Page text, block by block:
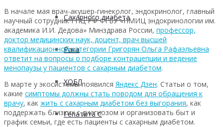
Сахарного диабета
Рака
ХОБЛ
Гепатита С
В начале мая врач-акушер-гинеколог, эндокринолог, главный
научный сотрудник ГНЦ РФ ФГБУ «НМИЦ эндокринологии им.
академика И.И. Дедова» Минздрава России, профессор,
доктор медицинских наук, доцент, врач высшей
квалификационной категории Григорян Ольга Рафаэльевна
ответит на вопросы о подборе контрацепции и ведение
менопаузы у пациентов с сахарным диабетом.
В марте у экосистемы появился Яндекс Дзен. Статьи о том,
какие симптомы должны стать поводом для обращения к
врачу, как жить с сахарным диабетом без выгорания, как
поддержать близких с диагнозом и организовать быт и
график семьи, где есть пациенты с сахарным диабетом.